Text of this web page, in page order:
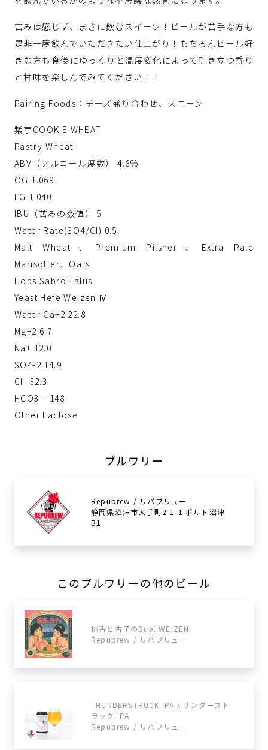
苦みは感じず、まさに飲むスイーツ！ビールが苦手な方も
是非一度飲んでいただきたい仕上がり！もちろんビール好
きな方も食後にゆっくりと温度変化によって引き立つ香り
と甘味を楽しんでみてください！！
Pairing Foods：チーズ盛り合わせ、スコーン
紫芋COOKIE WHEAT
Pastry Wheat
ABV（アルコール度数） 4.8%
OG 1.069
FG 1.040
IBU（苦みの数値） 5
Water Rate(SO4/Cl) 0.5
Malt Wheat、Premium Pilsner、Extra Pale
Marisotter、Oats
Hops Sabro,Talus
Yeast Hefe Weizen Ⅳ
Water Ca+2 22.8
Mg+2 6.7
Na+ 12.0
SO4-2 14.9
Cl- 32.3
HCO3- -148
Other Lactose
ブルワリー
Repubrew / リパブリュー
静岡県沼津市大手町2-1-1 ポルト沼津
B1
このブルワリーの他のビール
桃香と杏子のDuet WEIZEN
Repubrew / リパブリュー
THUNDERSTRUCK IPA / サンダースト
ラック IPA
Repubrew / リパブリュー